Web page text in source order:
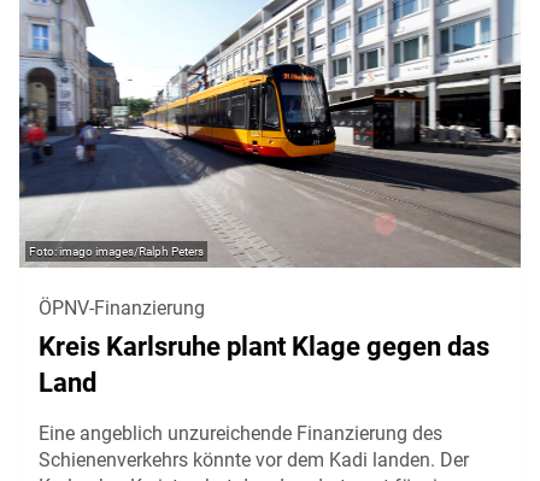
imago images/Ralph Peters
ÖPNV-Finanzierung
Kreis Karlsruhe plant Klage gegen das
Land
Eine angeblich unzureichende Finanzierung des
Schienenverkehrs könnte vor dem Kadi landen. Der